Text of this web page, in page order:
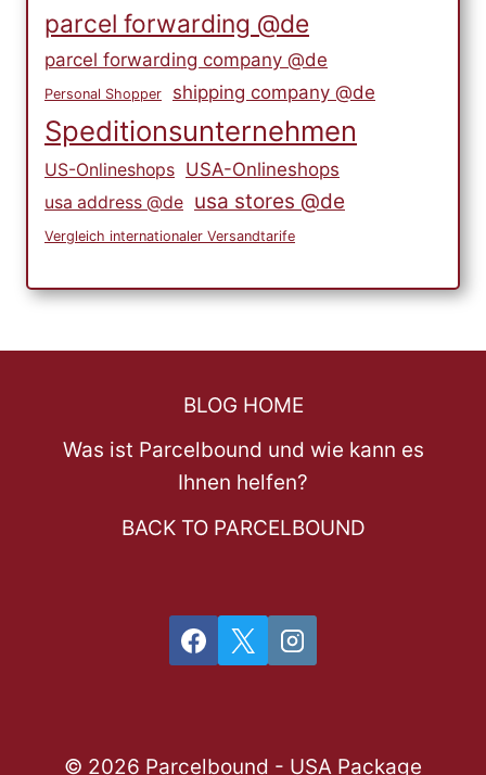
parcel forwarding @de
parcel forwarding company @de
Personal Shopper shipping company @de
Speditionsunternehmen
US-Onlineshops USA-Onlineshops
usa address @de usa stores @de
Vergleich internationaler Versandtarife
BLOG HOME
Was ist Parcelbound und wie kann es
Ihnen helfen?
BACK TO PARCELBOUND
© 2026 Parcelbound - USA Package